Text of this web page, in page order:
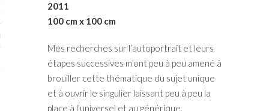
MURS 2017-2018
2011
100 cm x 100 cm
Mes recherches sur l’autoportrait et leurs
étapes successives m’ont peu à peu amené à
brouiller cette thématique du sujet unique
et à ouvrir le singulier laissant peu à peu la
place à l’universel et au générique.